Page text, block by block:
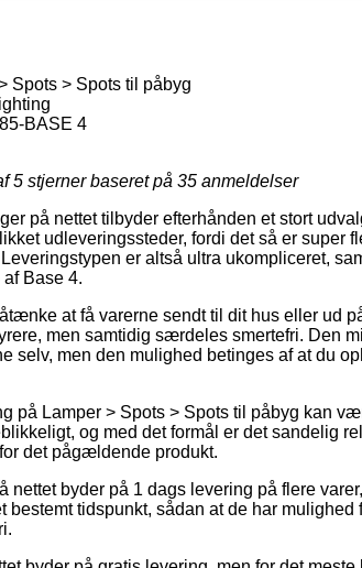
Spots > Spots til påbyg
BASE 4
5 stjerner baseret på 35 anmeldelser
på nettet tilbyder efterhånden et stort
udleveringssteder, fordi det så er super
er altså ultra ukompliceret,
Base 4.
at få varerne sendt til dit hus eller ud
men samtidig særdeles smertefri. Den
selv, men den mulighed betinges af at du
på Lamper > Spots > Spots til påbyg kan
og med det formål er det sandelig
det pågældende produkt.
nettet byder på 1 dags levering på flere
bestemt tidspunkt, sådan at de har mulighed